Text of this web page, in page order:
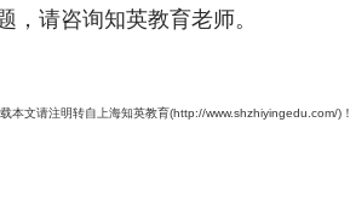
请咨询知英教育老师。
本文请注明转自上海知英教育(http://www.shzhiyingedu.com/)！